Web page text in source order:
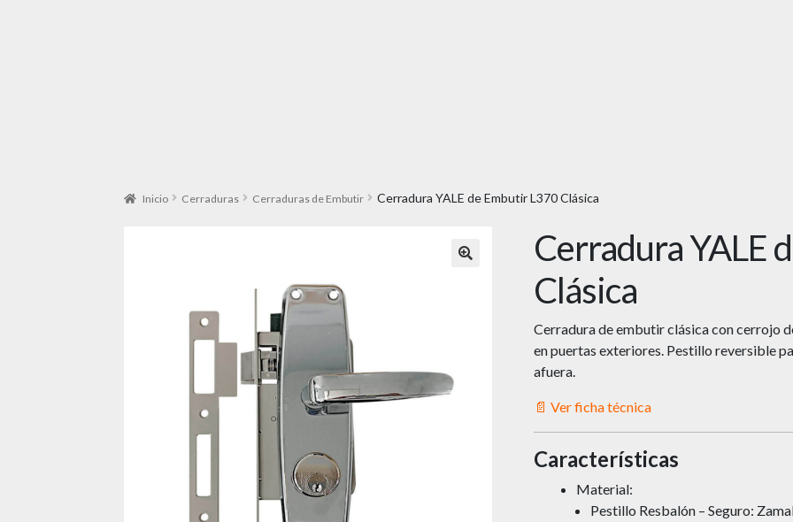
Inicio Cerraduras Cerraduras de Embutir Cerradura YALE de Embutir L370 Clásica
Cerradura YALE
Clásica
Cerradura de embutir clásica con cerrojo
en puertas exteriores. Pestillo reversible
afuera.
📄 Ver ficha técnica
Características
Material:
Pestillo Resbalón – Seguro: